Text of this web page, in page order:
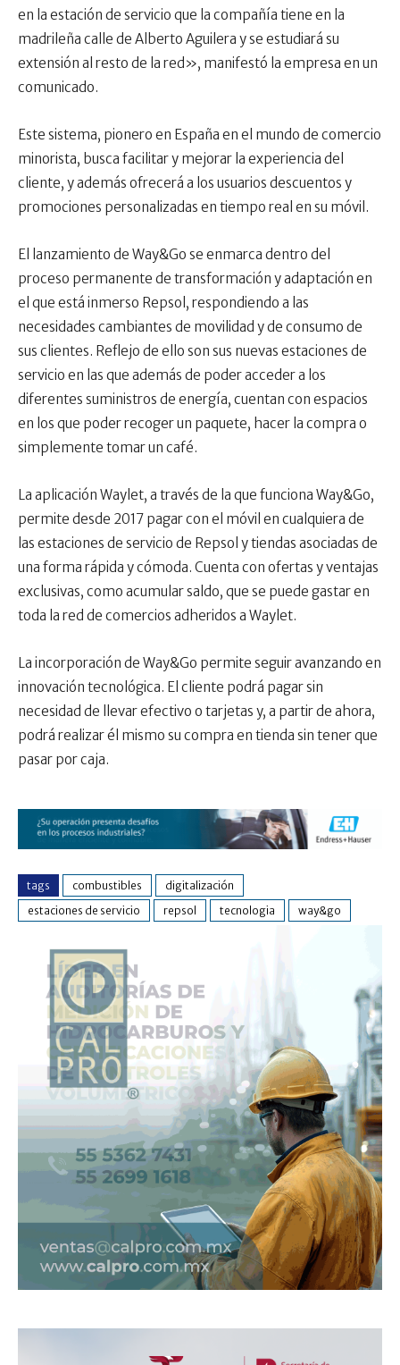
en la estación de servicio que la compañía tiene en la
madrileña calle de Alberto Aguilera y se estudiará su
extensión al resto de la red», manifestó la empresa en un
comunicado.
Este sistema, pionero en España en el mundo de comercio
minorista, busca facilitar y mejorar la experiencia del
cliente, y además ofrecerá a los usuarios descuentos y
promociones personalizadas en tiempo real en su móvil.
El lanzamiento de Way&Go se enmarca dentro del
proceso permanente de transformación y adaptación en
el que está inmerso Repsol, respondiendo a las
necesidades cambiantes de movilidad y de consumo de
sus clientes. Reflejo de ello son sus nuevas estaciones de
servicio en las que además de poder acceder a los
diferentes suministros de energía, cuentan con espacios
en los que poder recoger un paquete, hacer la compra o
simplemente tomar un café.
La aplicación Waylet, a través de la que funciona Way&Go,
permite desde 2017 pagar con el móvil en cualquiera de
las estaciones de servicio de Repsol y tiendas asociadas de
una forma rápida y cómoda. Cuenta con ofertas y ventajas
exclusivas, como acumular saldo, que se puede gastar en
toda la red de comercios adheridos a Waylet.
La incorporación de Way&Go permite seguir avanzando en
innovación tecnológica. El cliente podrá pagar sin
necesidad de llevar efectivo o tarjetas y, a partir de ahora,
podrá realizar él mismo su compra en tienda sin tener que
pasar por caja.
tags combustibles
digitalización
estaciones de servicio
repsol tecnologia way&go